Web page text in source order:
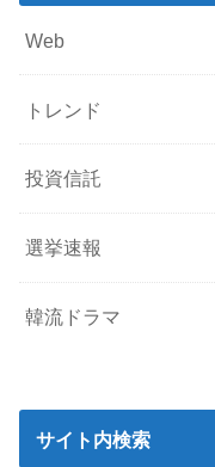
Web
トレンド
投資信託
選挙速報
韓流ドラマ
サイト内検索